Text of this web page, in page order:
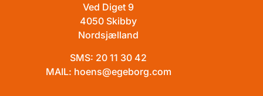
Ved Diget 9
4050 Skibby
Nordsjælland
SMS: 20 11 30 42
MAIL: hoens@egeborg.com